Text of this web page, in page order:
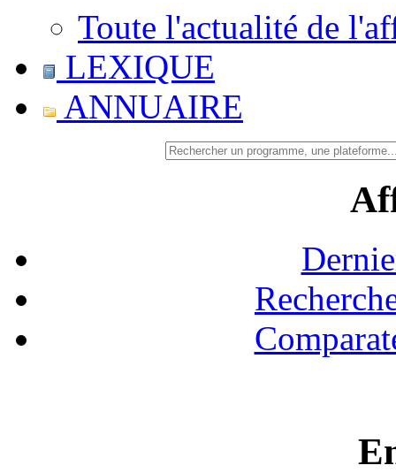
Toute l'actualité de
LEXIQUE
ANNUAIRE